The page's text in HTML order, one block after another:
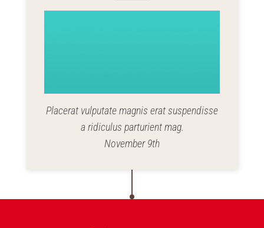
Placerat vulputate magnis erat suspendisse
a ridiculus parturient mag.
November 9th